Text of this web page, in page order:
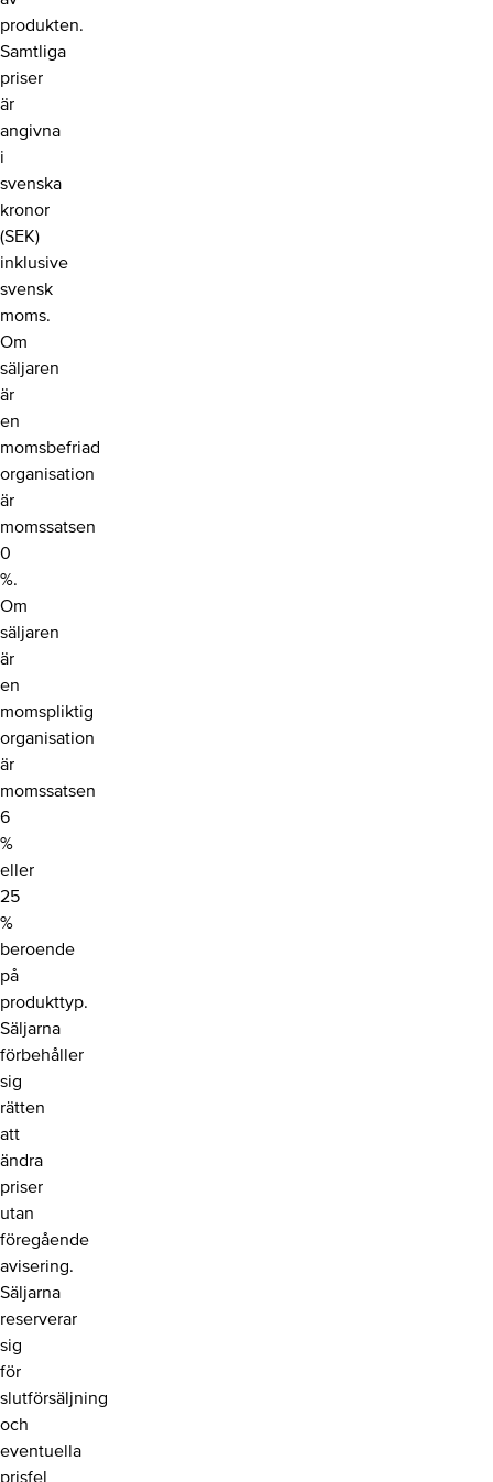
produkten.
Samtliga
priser
är
angivna
i
svenska
kronor
(SEK)
inklusive
svensk
moms.
Om
säljaren
är
en
momsbefriad
organisation
är
momssatsen
0
%.
Om
säljaren
är
en
momspliktig
organisation
är
momssatsen
6
%
eller
25
%
beroende
på
produkttyp.
Säljarna
förbehåller
sig
rätten
att
ändra
priser
utan
föregående
avisering.
Säljarna
reserverar
sig
för
slutförsäljning
och
eventuella
prisfel